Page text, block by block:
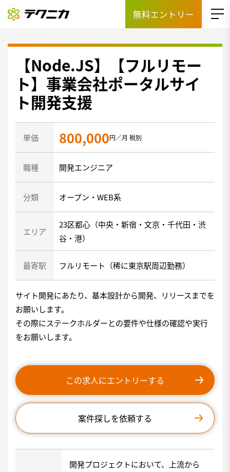
無料エントリー
【Node.JS】【フルリモー
ト】事業会社ポータルサイ
ト開発支援
単価 800,000円／月 税別
職種 開発エンジニア
分類 オープン・WEB系
エリア
23区都心（中央・新宿・文京・千代田・渋
谷・港）
最寄駅 フルリモート（稀に東京駅周辺勤務）
サイト開発にあたり、基本設計から開発、リリースまでを
お願いします。
その際にステークホルダーとの要件や仕様の確認や実行
をお願いします。
この求人にエントリーする
案件探しを依頼する
開発プロジェクトにおいて、上流から